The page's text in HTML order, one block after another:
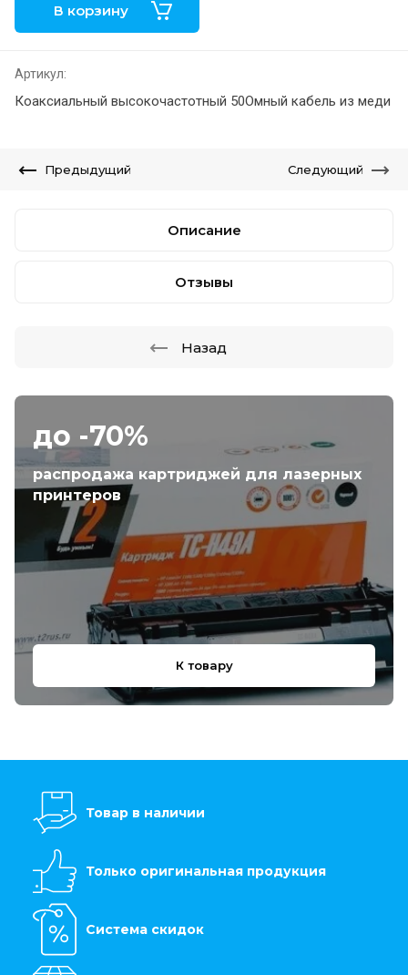
до -70%
распродажа картриджей для лазерных
принтеров
К товару
В корзину
Артикул:
Коаксиальный высокочастотный 50Омный кабель из меди
Предыдущий Следующий
Описание
Отзывы
Назад
Товар в наличии
Только оригинальная продукция
Система скидок